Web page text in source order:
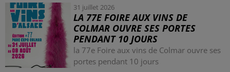
31 juillet 2026
LA 77E FOIRE AUX VINS DE
COLMAR OUVRE SES PORTES
PENDANT 10 JOURS
la 77e Foire aux vins de Colmar ouvre ses
portes pendant 10 jours